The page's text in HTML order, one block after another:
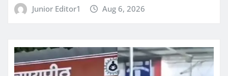
Junior Editor1 Aug 6, 2026